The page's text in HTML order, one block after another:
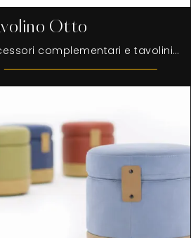
Otto
Accessori complementari e tavolini Egoitaliano: scopri come valorizzare i tuoi spazi design con il modello Tavolino Otto.